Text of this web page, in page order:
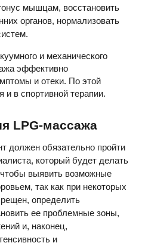
мышцам, восстановить
органов, нормализовать
и механического
эффективно
и отеки. По этой
и в спортивной терапии.
LPG-массажа
должен обязательно пройти
который будет делать
выявить возможные
так как при некоторых
определить
ее проблемные зоны,
и, наконец,
и